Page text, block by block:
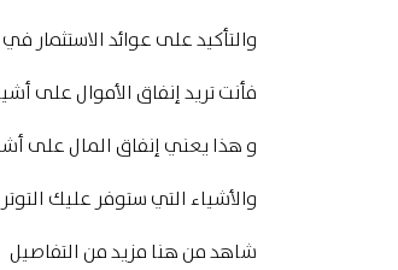
والتأكيد على عوائد
فأنت تريد إنفاق الأموال
و هذا يعني إنفاق المال على
والأشياء التي ستوفر عليك
شاهد من هنا مزيد من التفاصيل